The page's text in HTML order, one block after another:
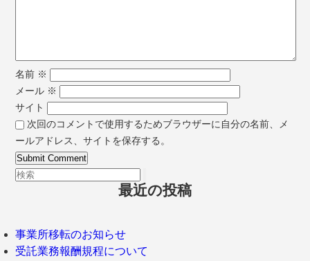
名前 ※
メール ※
サイト
次回のコメントで使用するためブラウザーに自分の名前、メ
ールアドレス、サイトを保存する。
最近の投稿
事業所移転のお知らせ
受託業務報酬規程について